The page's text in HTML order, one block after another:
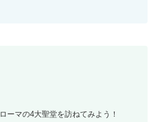
ローマの4大聖堂を訪ねてみよう！